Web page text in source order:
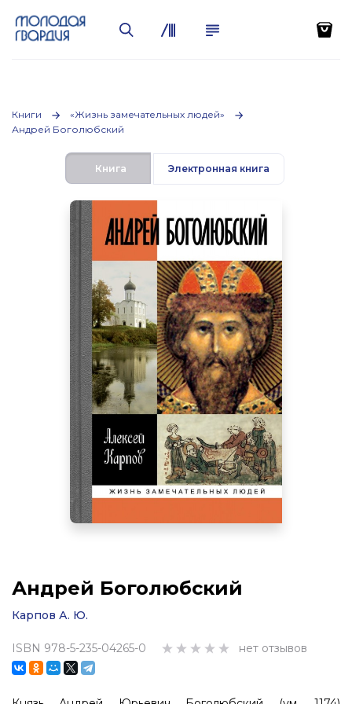
Книги
«Жизнь замечательных людей»
Андрей Боголюбский
Книга Электронная книга
Андрей Боголюбский
Карпов А. Ю.
ISBN 978-5-235-04265-0 нет отзывов